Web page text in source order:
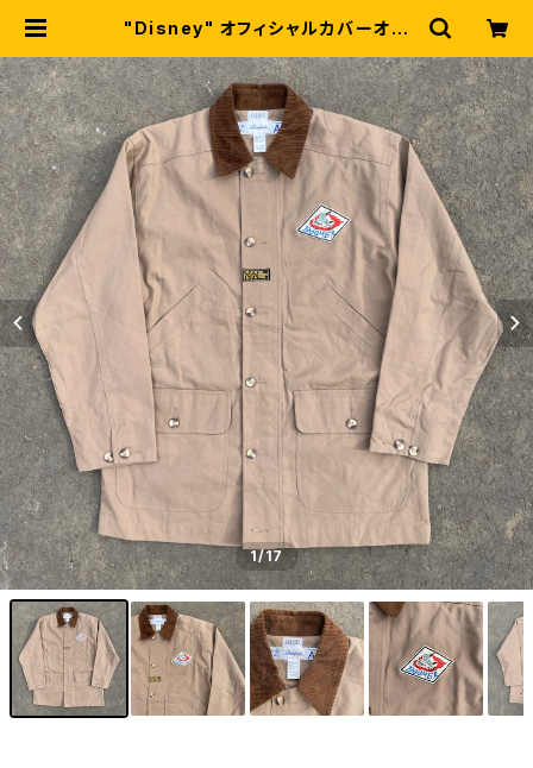
"Disney" オフィシャルカバーオー
nd drawing) | DUCKROW DEPA
RT
1/17